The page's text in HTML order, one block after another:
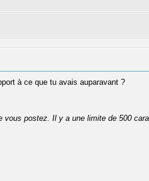
à ce que tu avais auparavant ?
postez. Il y a une limite de 500